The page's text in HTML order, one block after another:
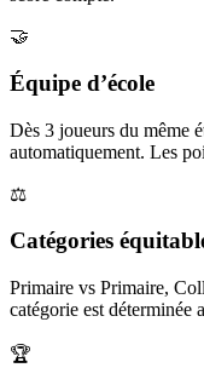
🤝
Équipe d’école
Dès 3 joueurs du même
automatiquement. Les
⚖️
Catégories
Primaire vs Primaire,
catégorie est déterminée
🏆